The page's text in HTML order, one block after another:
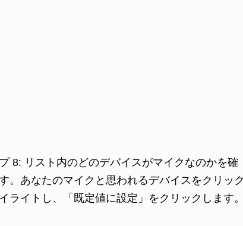
8: リスト内のどのデバイスがマイクなのかを確
。あなたのマイクと思われるデバイスをクリック
ライトし、「既定値に設定」をクリックします。